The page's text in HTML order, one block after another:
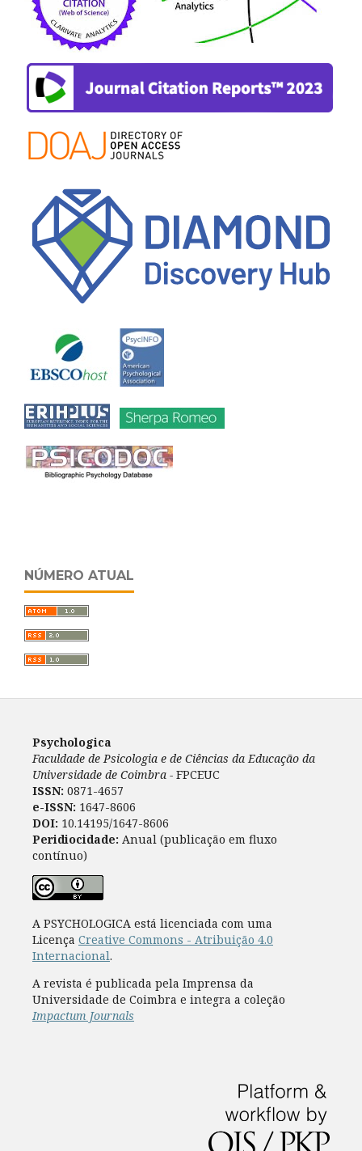
NÚMERO ATUAL
Psychologica
Faculdade de Psicologia e de Ciências da Educação da
Universidade de Coimbra - FPCEUC
ISSN: 0871-4657
e-ISSN: 1647-8606
DOI: 10.14195/1647-8606
Peridiocidade: Anual (publicação em fluxo
contínuo)
A PSYCHOLOGICA está licenciada com uma
Licença Creative Commons - Atribuição 4.0
Internacional.
A revista é publicada pela Imprensa da
Universidade de Coimbra e integra a coleção
Impactum Journals